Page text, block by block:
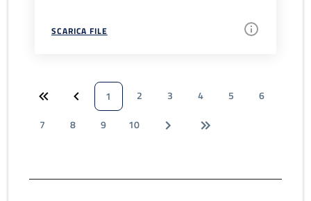
SCARICA FILE
1 2 3 4 5
6
7
8 9 10